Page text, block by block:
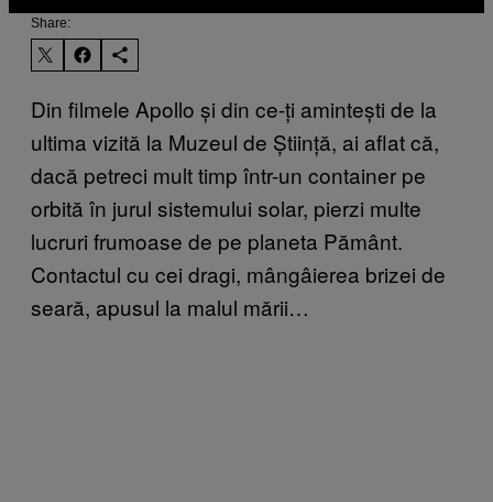
Share:
Din filmele Apollo și din ce-ți amintești de la
ultima vizită la Muzeul de Știință, ai aflat că,
dacă petreci mult timp într-un container pe
orbită în jurul sistemului solar, pierzi multe
lucruri frumoase de pe planeta Pământ.
Contactul cu cei dragi, mângâierea brizei de
seară, apusul la malul mării…